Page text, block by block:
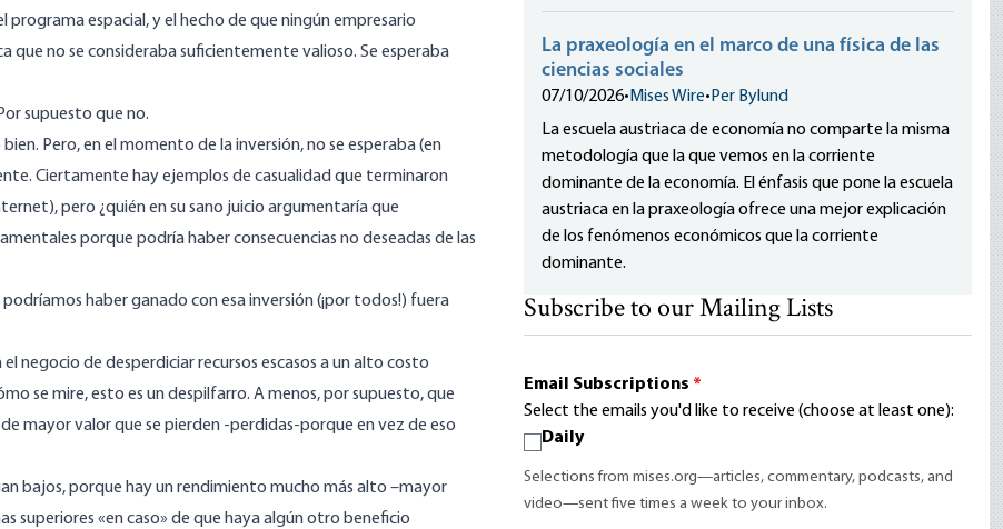
espacial, y el hecho de que ningún empresario
que no se consideraba suficientemente valioso. Se esperaba
supuesto que no.
Pero, en el momento de la inversión, no se esperaba (en
Ciertamente hay ejemplos de casualidad que terminaron
pero ¿quién en su sano juicio argumentaría que
porque podría haber consecuencias no deseadas de las
haber ganado con esa inversión (¡por todos!) fuera
negocio de desperdiciar recursos escasos a un alto costo
se mire, esto es un despilfarro. A menos, por supuesto, que
mayor valor que se pierden -perdidas-porque en vez de eso
bajos, porque hay un rendimiento mucho más alto –mayor
superiores «en caso» de que haya algún otro beneficio
La praxeología en el marco de una física de las
ciencias sociales
07/10/2026• Mises Wire• Per Bylund
La escuela austriaca de economía no comparte la misma
metodología que la que vemos en la corriente
dominante de la economía. El énfasis que pone la escuela
austriaca en la praxeología ofrece una mejor explicación
de los fenómenos económicos que la corriente
dominante.
Subscribe to our Mailing Lists
Email Subscriptions *
Select the emails you'd like to receive (choose at least one):
Daily
Selections from mises.org—articles, commentary, podcasts, and
video—sent five times a week to your inbox.